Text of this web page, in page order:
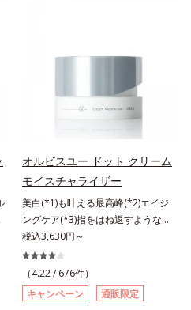
る持続型トリプルアミノ酸(*4)を配
異物として排出されにくく、肌にと
どまってうるおいを蓄えてくれま
す。刺激を受けやすくなった角層を
うるおいで満たし、脱・敏感肌を目
指します。無油分・無着色・無香
料・アルコールフリー・界面活性剤
不使用(*5)・パラベンフリー、6つ
のフリー処方で徹底的に肌に寄り添
います。*1 乾燥と敏感をくり返す
こと*2 敏感肌対象連用テスト済
（すべての方のお肌に合うというこ
とではありません）*3 乾燥して敏
感に感じやすい状態のこと*4 発酵
オルビスユー ドット クリーム
モイスチャライザー
美白(*1)も叶える最高峰(*2)エイジ
ングケア(*3)指をはね返すような弾
力感が宿るハリ感 濃密フィットク
リーム。ハリも透明感(*4)も結果主
義。年齢サイン(*5)の因子に着目し
た肌科学エイジングケア(*3)シリー
ズ。オルビスユー ドットシリーズ
税込3,630円～
（4.22 / 676件）
キャンペーン
通販限定